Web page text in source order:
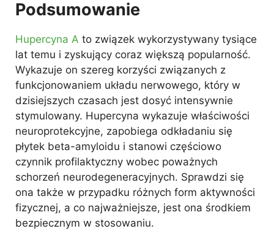
Podsumowanie
Hupercyna A to związek wykorzystywany tysiące
lat temu i zyskujący coraz większą popularność.
Wykazuje on szereg korzyści związanych z
funkcjonowaniem układu nerwowego, który w
dzisiejszych czasach jest dosyć intensywnie
stymulowany. Hupercyna wykazuje właściwości
neuroprotekcyjne, zapobiega odkładaniu się
płytek beta-amyloidu i stanowi częściowo
czynnik profilaktyczny wobec poważnych
schorzeń neurodegeneracyjnych. Sprawdzi się
ona także w przypadku różnych form aktywności
fizycznej, a co najważniejsze, jest ona środkiem
bezpiecznym w stosowaniu.